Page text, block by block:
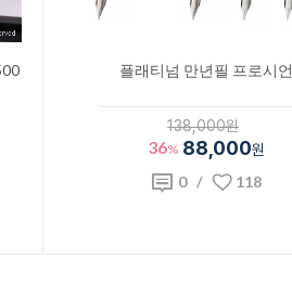
플래티넘 만년필 프로시언
138,000원
36% 88,000원
0/ 118